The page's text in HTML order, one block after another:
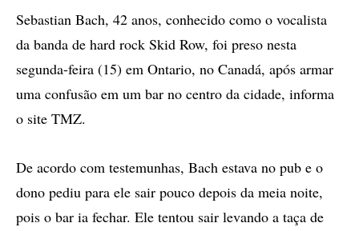
Sebastian Bach, 42 anos, conhecido como o vocalista
da banda de hard rock Skid Row, foi preso nesta
segunda-feira (15) em Ontario, no Canadá, após armar
uma confusão em um bar no centro da cidade, informa
o site TMZ.
De acordo com testemunhas, Bach estava no pub e o
dono pediu para ele sair pouco depois da meia noite,
pois o bar ia fechar. Ele tentou sair levando a taça de